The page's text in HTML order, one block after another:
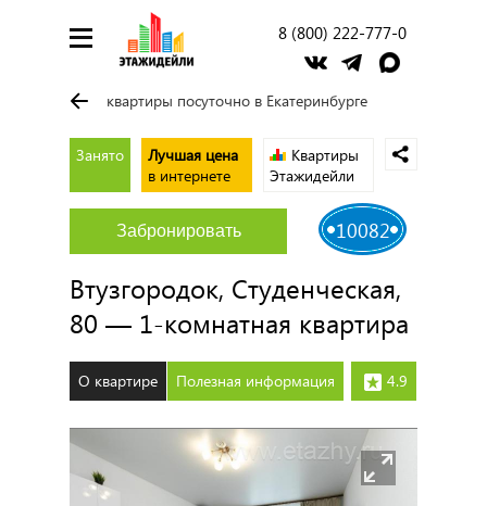
8 (800) 222-777-0
квартиры посуточно в Екатеринбурге
Занято
Лучшая цена
в интернете
Квартиры
Этажидейли
10082
Забронировать
Втузгородок, Студенческая,
80 — 1-комнатная квартира
О квартире Полезная информация 4.9